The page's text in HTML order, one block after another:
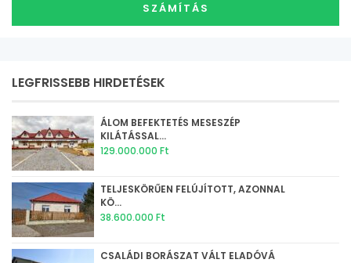
SZÁMÍTÁS
LEGFRISSEBB HIRDETÉSEK
ÁLOM BEFEKTETÉS MESESZÉP
KILÁTÁSSAL...
129.000.000 Ft
TELJESKÖRŰEN FELÚJÍTOTT, AZONNAL
KÖ...
38.600.000 Ft
CSALÁDI BORÁSZAT VÁLT ELADÓVÁ